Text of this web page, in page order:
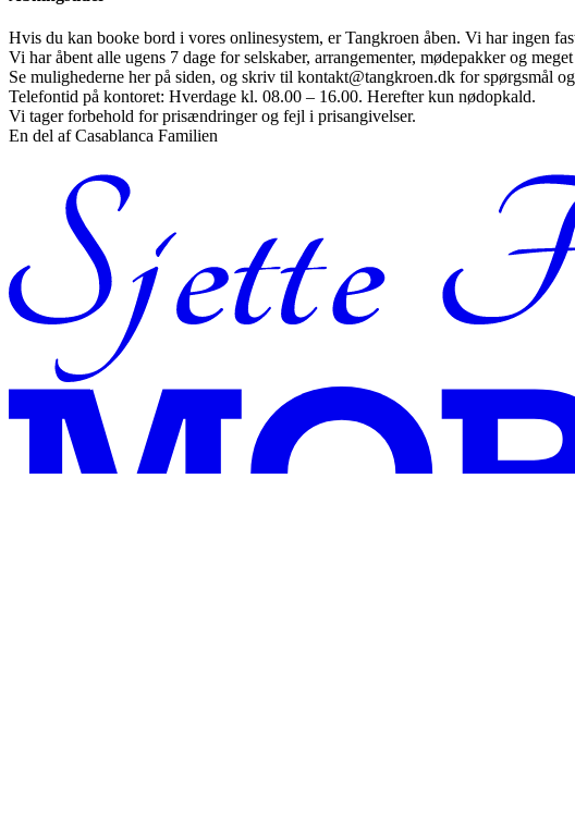
Hvis du kan booke bord i vores onlinesystem, er Tangkroen åben. Vi har ingen
Vi har åbent alle ugens 7 dage for selskaber, arrangementer, mødepakker og
Se mulighederne her på siden, og skriv til kontakt@tangkroen.dk for spørgsmål
Telefontid på kontoret: Hverdage kl. 08.00 – 16.00. Herefter kun nødopkald.
Vi tager forbehold for prisændringer og fejl i prisangivelser.
En del af Casablanca Familien